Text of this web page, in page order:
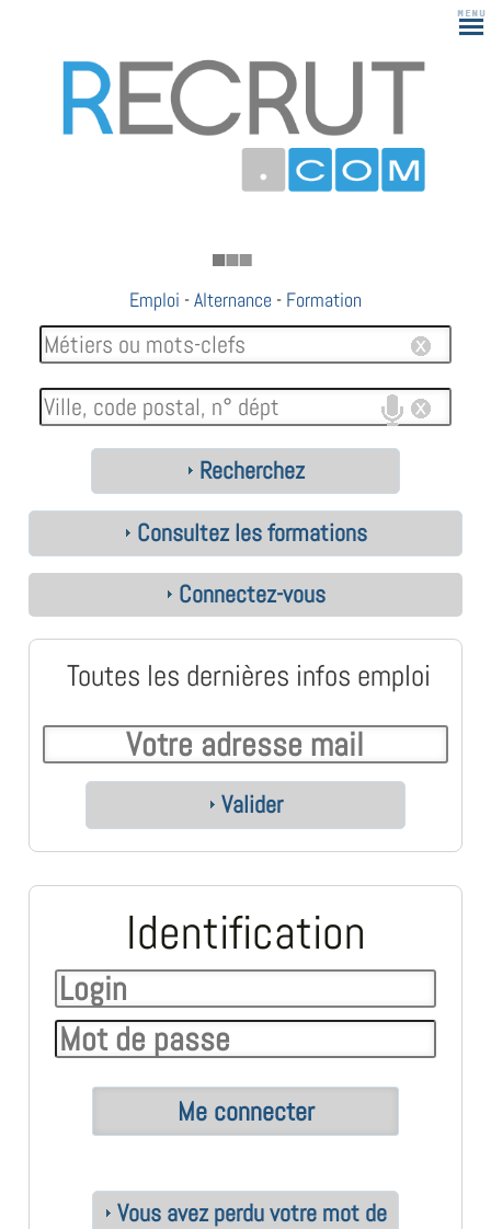
183
Emploi -Alternance - Formation
Recherchez
Consultez les formations
Connectez-vous
Toutes les dernières infos emploi
Valider
Identification
Vous avez perdu votre mot de